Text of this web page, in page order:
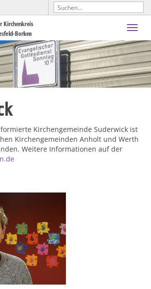
Kirchengemeinde Suderwick ist
Kirchengemeinden Anholt und Werth
Weitere Informationen auf der